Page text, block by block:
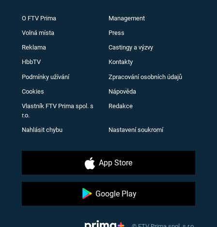
O FTV Prima Management
Volná místa Press
Reklama Castingy a výzvy
HbbTV Kontakty
Podmínky užívání Zpracování osobních údajů
Cookies Nápověda
Vlastník FTV Prima spol. s
r.o.
Redakce
Nahlásit chybu Nastavení soukromí
App Store
Google Play